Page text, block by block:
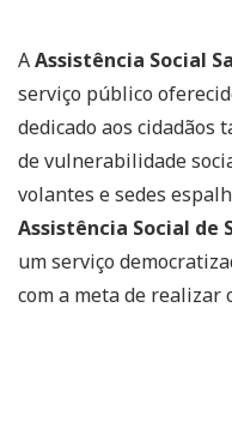
AAssistência Social
serviço público
dedicado aos cidadãos
de vulnerabilidade
volantes e sedes
Assistência Social de
um serviço
com a meta de realizar